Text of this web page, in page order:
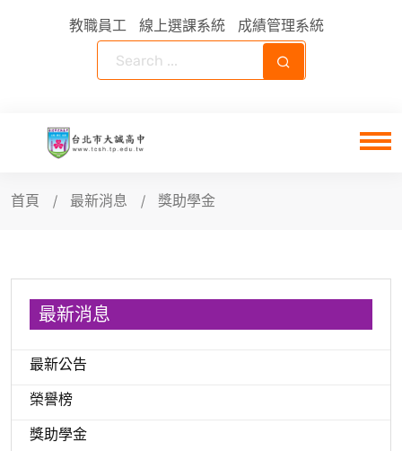
教職員工 線上選課系統 成績管理系統
首頁 最新消息 獎助學金
最新消息
最新公告
榮譽榜
獎助學金